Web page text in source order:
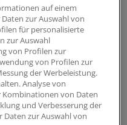
Sollte für adipöse
proBNP-Schwelle
erniedrigte Spiegel des
Peptids (NT-
NT-proBNP-gestützte
auswirkt, haben
auf einem
zur Auswahl von
für personalisierte
zur Auswahl
von Profilen zur
von Profilen zur
der Werbeleistung.
Analyse von
von Daten
und Verbesserung der
zur Auswahl von